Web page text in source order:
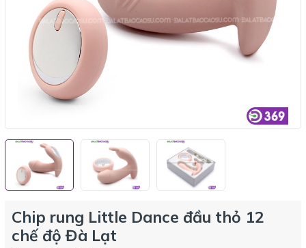
Chip rung Little Dance đầu thỏ 12
chế độ Đà Lạt